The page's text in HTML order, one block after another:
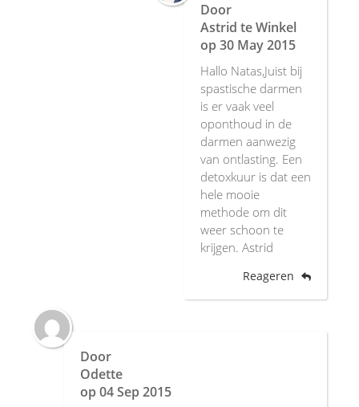
Door
Astrid te Winkel
op 30 May 2015
Hallo Natas,Juist bij
spastische darmen
is er vaak veel
oponthoud in de
darmen aanwezig
van ontlasting. Een
detoxkuur is dat een
hele mooie
methode om dit
weer schoon te
krijgen. Astrid
Reageren
Door
Odette
op 04 Sep 2015